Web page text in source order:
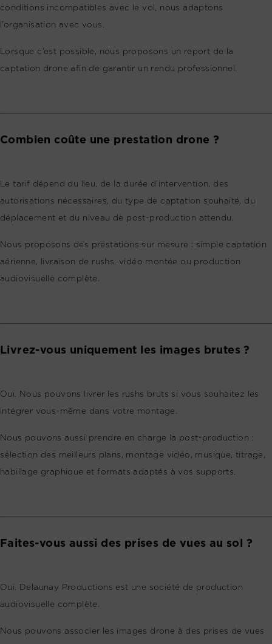
conditions incompatibles avec le vol, nous adaptons
l’organisation avec vous.
Lorsque c’est possible, nous proposons un report de la
captation drone afin de garantir un rendu professionnel.
Combien coûte une prestation drone ?
Le tarif dépend du lieu, de la durée d’intervention, des
autorisations nécessaires, du type de captation souhaité, du
déplacement et du niveau de post-production attendu.
Nous proposons des prestations sur mesure : simple captation
aérienne, livraison de rushs, vidéo montée ou production
audiovisuelle complète.
Livrez-vous uniquement les images brutes ?
Oui. Nous pouvons livrer les rushs bruts si vous souhaitez les
intégrer vous-même dans votre montage.
Nous pouvons aussi prendre en charge la post-production :
sélection des meilleurs plans, montage vidéo, musique, titrage,
habillage graphique et formats adaptés à vos supports.
Faites-vous aussi des prises de vues au sol ?
Oui. Delaunay Productions est une société de production
audiovisuelle complète.
Nous pouvons associer les images drone à des prises de vues